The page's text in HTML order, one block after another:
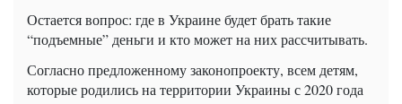
Остается вопрос: где в Украине будет брать такие
“подъемные” деньги и кто может на них рассчитывать.
Согласно предложенному законопроекту, всем детям,
которые родились на территории Украины с 2020 года